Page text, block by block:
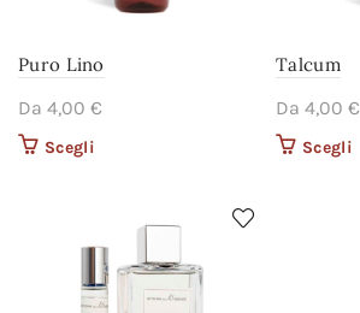
Puro Lino
Da 4,00 €
Scegli
nella pagina del
prodotto
Talcum
Da 4,00 €
Scegli